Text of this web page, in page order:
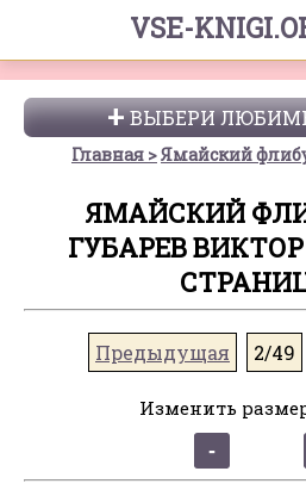
VSE-
ВЫБЕРИ
Главная Ямайский
ЯМАЙСКИЙ
ГУБАРЕВ
Предыдущая 2/49
Изменить